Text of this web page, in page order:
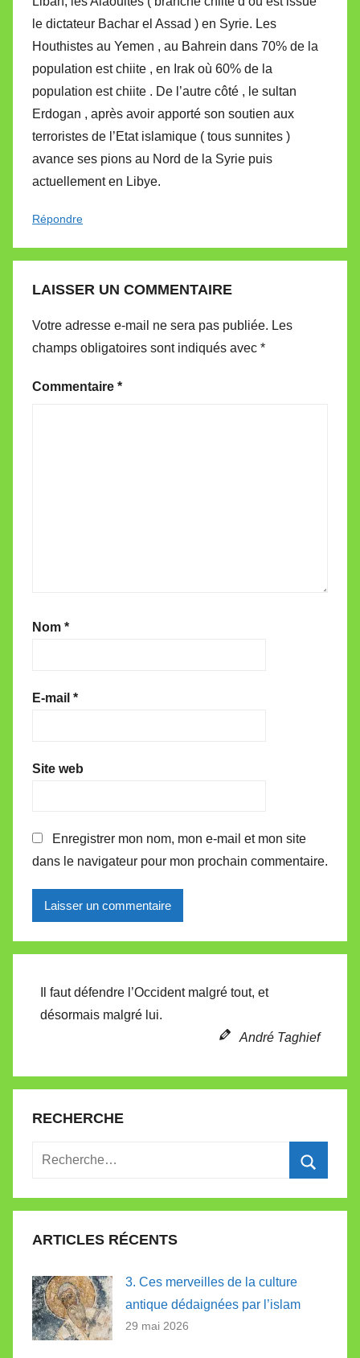
le dictateur Bachar el Assad ) en Syrie. Les
Houthistes au Yemen , au Bahrein dans 70% de la
population est chiite , en Irak où 60% de la
population est chiite . De l’autre côté , le sultan
Erdogan , après avoir apporté son soutien aux
terroristes de l’Etat islamique ( tous sunnites )
avance ses pions au Nord de la Syrie puis
actuellement en Libye.
Répondre
LAISSER UN COMMENTAIRE
Votre adresse e-mail ne sera pas publiée. Les
champs obligatoires sont indiqués avec *
Commentaire *
Nom *
E-mail *
Site web
Enregistrer mon nom, mon e-mail et mon site
dans le navigateur pour mon prochain commentaire.
Il faut défendre l’Occident malgré tout, et
désormais malgré lui.
André Taghief
RECHERCHE
Recherche
:
ARTICLES RÉCENTS
3. Ces merveilles de la culture
antique dédaignées par l’islam
29 mai 2026